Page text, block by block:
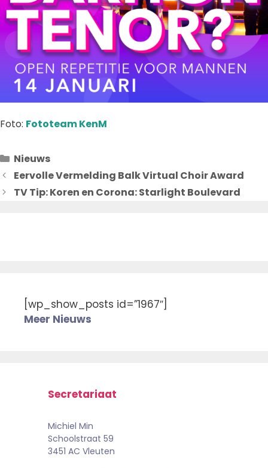
Foto: Fototeam KenM
Categorieën
Nieuws
Eervolle Vermelding Balk Virtual Choir Award
TV Tip: Koren en Corona: Starlight Boulevard
[wp_show_posts id=”1967″]
Meer Nieuws
Secretariaat
Michiel Min
Schoolstraat 59
3451 AC Vleuten